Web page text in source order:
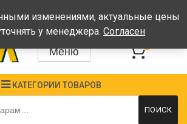
Пт: 08:00-17:00, Сб-Вс - выходные
Меню
КАТЕГОРИИ ТОВАРОВ
ПОИСК
изменениями, актуальные цены
у менеджера. Согласен